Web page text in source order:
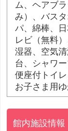
ム、ヘアブ
み）、バス
パ、綿棒、
レビ（無料
湿器、空気
台、シャワ
便座付トイ
お子さま用
館内施設情報